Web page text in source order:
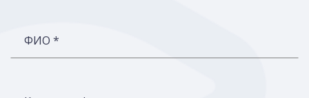
ФИО *